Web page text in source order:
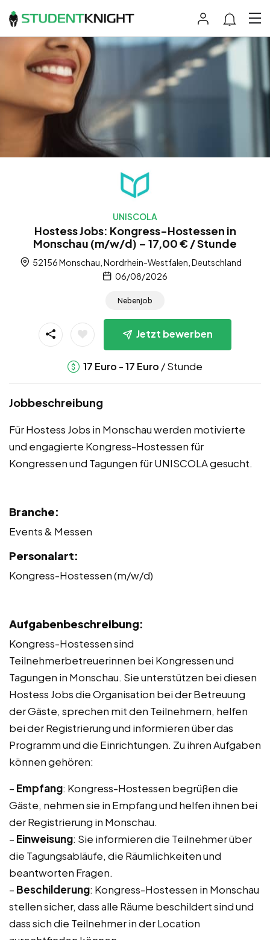
UNISCOLA
Hostess Jobs: Kongress-Hostessen in
Monschau (m/w/d) – 17,00 € / Stunde
52156 Monschau, Nordrhein-Westfalen, Deutschland
06/08/2026
Nebenjob
Jetzt bewerben
17 Euro -17 Euro / Stunde
Jobbeschreibung
Für Hostess Jobs in Monschau werden motivierte
und engagierte Kongress-Hostessen für
Kongressen und Tagungen für UNISCOLA gesucht.
Branche:
Events & Messen
Personalart:
Kongress-Hostessen (m/w/d)
Aufgabenbeschreibung:
Kongress-Hostessen sind
Teilnehmerbetreuerinnen bei Kongressen und
Tagungen in Monschau. Sie unterstützen bei diesen
Hostess Jobs die Organisation bei der Betreuung
der Gäste, sprechen mit den Teilnehmern, helfen
bei der Registrierung und informieren über das
Programm und die Einrichtungen. Zu ihren Aufgaben
können gehören:
– Empfang: Kongress-Hostessen begrüßen die
Gäste, nehmen sie in Empfang und helfen ihnen bei
der Registrierung in Monschau.
– Einweisung: Sie informieren die Teilnehmer über
die Tagungsabläufe, die Räumlichkeiten und
beantworten Fragen.
– Beschilderung: Kongress-Hostessen in Monschau
stellen sicher, dass alle Räume beschildert sind und
dass sich die Teilnehmer in der Location